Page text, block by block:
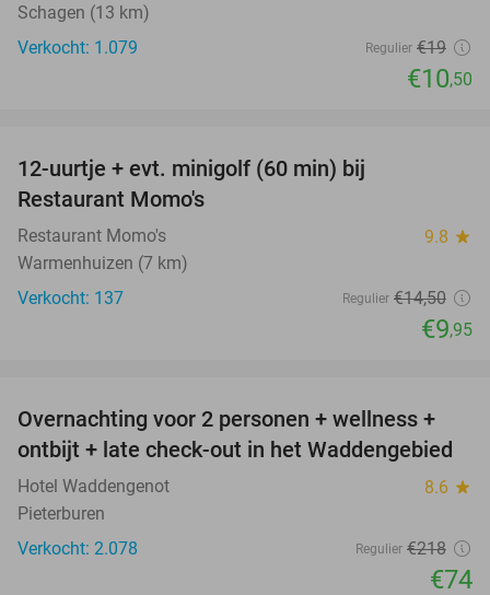
Schagen (13 km)
Verkocht: 1.079
Regulier €19
€10,50
12-uurtje + evt. minigolf (60 min) bij
Restaurant Momo's
Restaurant Momo's 9.8 star
Warmenhuizen (7 km)
Verkocht: 137
Regulier €14,50
€9,95
66%
Overnachting voor 2 personen + wellness +
ontbijt + late check-out in het Waddengebied
Hotel Waddengenot 8.6 star
Pieterburen
Verkocht: 2.078
Regulier €218
€74